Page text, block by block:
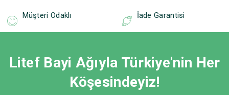
Müşteri Odaklı İade Garantisi
Litef Bayi Ağıyla Türkiye'nin Her
Köşesindeyiz!